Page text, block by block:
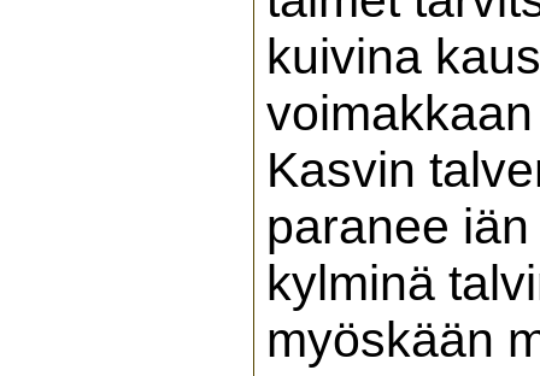
kuivina
Kasvin
paranee
kylminä
myöskään